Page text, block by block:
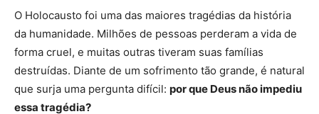
O Holocausto foi uma das maiores tragédias da história
da humanidade. Milhões de pessoas perderam a vida de
forma cruel, e muitas outras tiveram suas famílias
destruídas. Diante de um sofrimento tão grande, é natural
que surja uma pergunta difícil: por que Deus não impediu
essa tragédia?